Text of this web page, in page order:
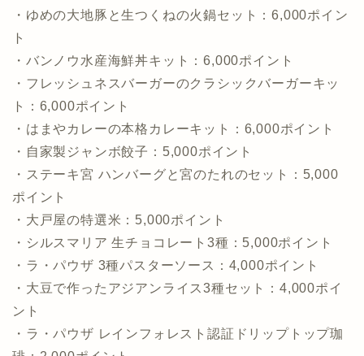
・ゆめの大地豚と生つくねの火鍋セット：6,000ポイン
ト
・バンノウ水産海鮮丼キット：6,000ポイント
・フレッシュネスバーガーのクラシックバーガーキッ
ト：6,000ポイント
・はまやカレーの本格カレーキット：6,000ポイント
・自家製ジャンボ餃子：5,000ポイント
・ステーキ宮 ハンバーグと宮のたれのセット：5,000
ポイント
・大戸屋の特選米：5,000ポイント
・シルスマリア 生チョコレート3種：5,000ポイント
・ラ・パウザ 3種パスターソース：4,000ポイント
・大豆で作ったアジアンライス3種セット：4,000ポイ
ント
・ラ・パウザ レインフォレスト認証ドリップトップ珈